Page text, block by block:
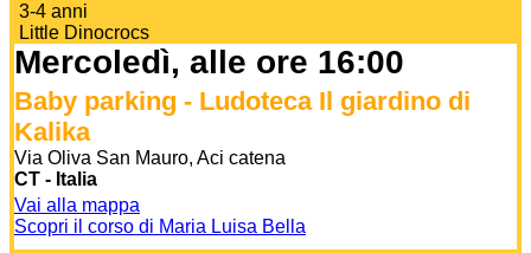
3-4 anni
Little Dinocrocs
Mercoledì, alle ore 16:00
Baby parking - Ludoteca Il giardino di
Kalika
Via Oliva San Mauro, Aci catena
CT - Italia
Vai alla mappa
Scopri il corso di Maria Luisa Bella